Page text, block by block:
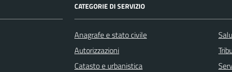
CATEGORIE DI SERVIZIO
Anagrafe e stato civile
Autorizzazioni
Catasto e urbanistica